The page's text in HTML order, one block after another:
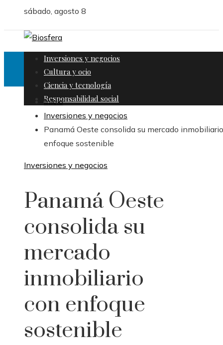
sábado, agosto 8
Inversiones y negocios
Cultura y ocio
Ciencia y tecnología
Responsabilidad social
Inicio
Inversiones y negocios
Panamá Oeste consolida su mercado
enfoque sostenible
Inversiones y negocios
Panamá Oeste
consolida su
mercado
inmobiliario
con enfoque
sostenible